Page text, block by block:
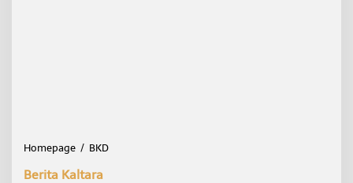
Homepage / BKD
Berita Kaltara